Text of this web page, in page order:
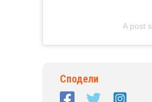
A post
Сподели